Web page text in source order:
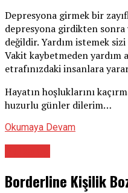
Depresyona girmek bir
depresyona girdikten sonra
değildir. Yardım istemek
Vakit kaybetmeden yardım
etrafınızdaki insanlara
Hayatın hoşluklarını
huzurlu günler dilerim…
Okumaya Devam
Borderline Kişilik